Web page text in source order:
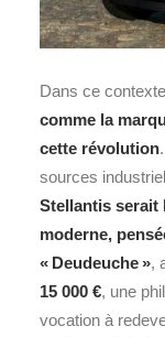
Dans ce
comme la
cette révolution
sources
Stellantis serait
moderne,
« Deudeuche »,
15 000 €, une
vocation à